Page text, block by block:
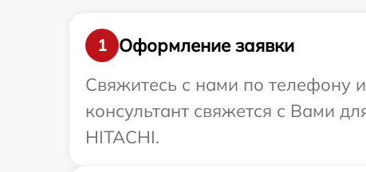
1
Оформление заявки
Свяжитесь с нами по телефону
консультант свяжется с Вами
HITACHI.